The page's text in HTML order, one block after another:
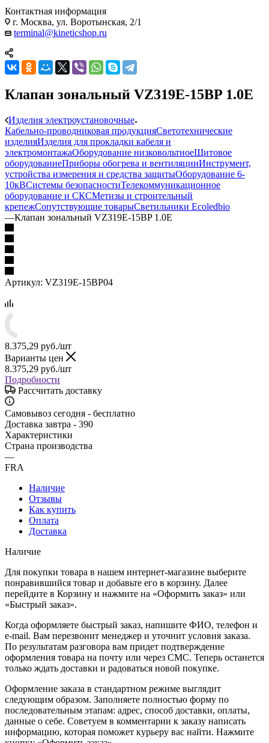
Контактная информация
г. Москва, ул. Воротынская, 2/1
terminal@kineticshop.ru
Клапан зональный VZ319E-15BP 1.0E
Изделия электроустановочные
Кабельно-проводниковая продукцияСветотехнические
изделияИзделия для прокладки кабеля и
электромонтажаОборудование низковольтноеЩитовое
оборудованиеПриборы обогрева и вентиляцииИнструмент,
устройства измерения и средства защитыОборудование 6-
10кВСистемы безопасностиТелекоммуникационное
оборудование и СКСМетизы и строительный
крепежСопутствующие товарыСветильники Ecoledbio
—Клапан зональный VZ319E-15BP 1.0E
Артикул: VZ319E-15BP04
8.375,29 руб./шт
Варианты цен
8.375,29 руб./шт
Подробности
Рассчитать доставку
Самовывоз сегодня - бесплатно
Доставка завтра - 390
Характеристики
Страна производства
—
FRA
Наличие
Отзывы
Как купить
Оплата
Доставка
Наличие
Для покупки товара в нашем интернет-магазине выберите
понравившийся товар и добавьте его в корзину. Далее
перейдите в Корзину и нажмите на «Оформить заказ» или
«Быстрый заказ».
Когда оформляете быстрый заказ, напишите ФИО, телефон и
e-mail. Вам перезвонит менеджер и уточнит условия заказа.
По результатам разговора вам придет подтверждение
оформления товара на почту или через СМС. Теперь останется
только ждать доставки и радоваться новой покупке.
Оформление заказа в стандартном режиме выглядит
следующим образом. Заполняете полностью форму по
последовательным этапам: адрес, способ доставки, оплаты,
данные о себе. Советуем в комментарии к заказу написать
информацию, которая поможет курьеру вас найти. Нажмите